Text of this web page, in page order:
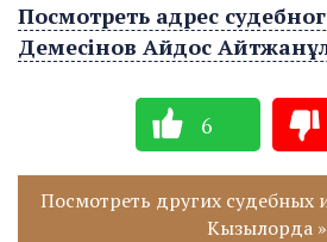
Посмотреть адрес
Демесінов Айдос
6
Посмотреть других судебных
Кызылорда »